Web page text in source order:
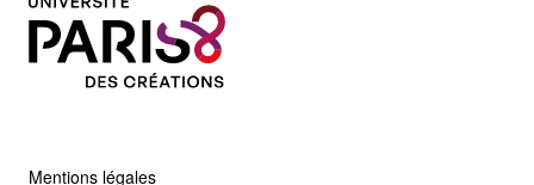
Mentions légales